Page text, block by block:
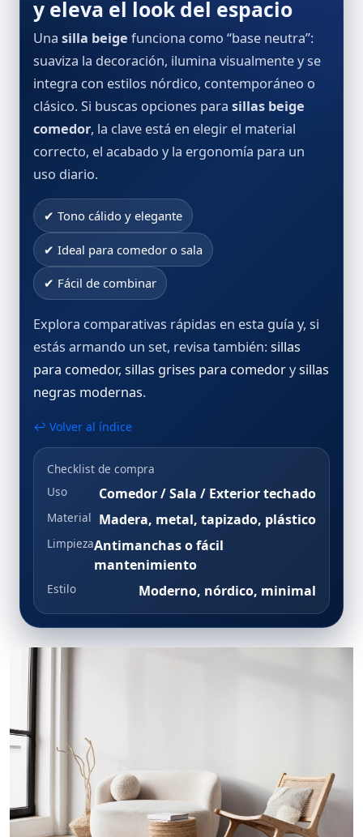
y eleva el look del espacio
Una silla beige funciona como “base neutra”:
suaviza la decoración, ilumina visualmente y se
integra con estilos nórdico, contemporáneo o
clásico. Si buscas opciones para sillas beige
comedor, la clave está en elegir el material
correcto, el acabado y la ergonomía para un
uso diario.
✔ Tono cálido y elegante
✔ Ideal para comedor o sala
✔ Fácil de combinar
Explora comparativas rápidas en esta guía y, si
estás armando un set, revisa también: sillas
para comedor, sillas grises para comedorysillas
negras modernas.
↩ Volver al índice
Checklist de compra
Uso
Comedor / Sala / Exterior techado
Material Madera, metal, tapizado, plástico
LimpiezaAntimanchas o fácil
mantenimiento
Estilo Moderno, nórdico, minimal